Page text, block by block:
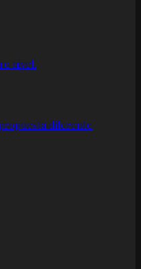
nivel.
diferente